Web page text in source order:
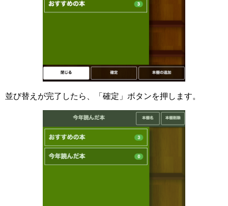
並び替えが完了したら、「確定」ボタンを押します。